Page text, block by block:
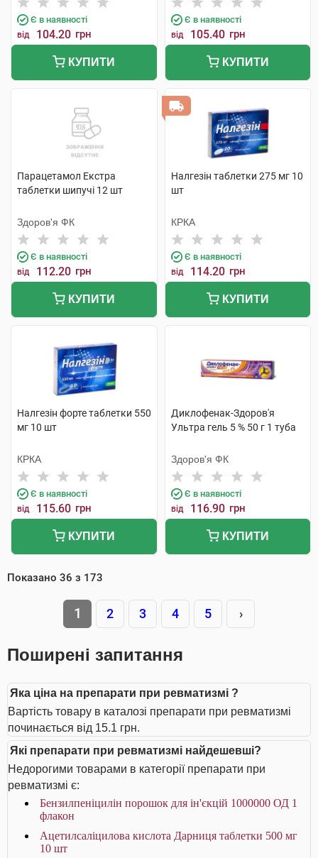
Є в наявності
від 104.20 грн
КУПИТИ
Є в наявності
від 105.40 грн
КУПИТИ
Парацетамол Екстра
таблетки шипучі 12 шт
Здоров'я ФК
Є в наявності
від 112.20 грн
КУПИТИ
Налгезін таблетки 275 мг 10
шт
КРКА
Є в наявності
від 114.20 грн
КУПИТИ
Налгезін форте таблетки 550
мг 10 шт
КРКА
Є в наявності
від 115.60 грн
КУПИТИ
Диклофенак-Здоров'я
Ультра гель 5 % 50 г 1 туба
Здоров'я ФК
Є в наявності
від 116.90 грн
КУПИТИ
Показано 36 з 173
1 2 3 4 5 ›
Поширені запитання
Яка ціна на препарати при ревматизмі ?
Вартість товару в каталозі препарати при ревматизмі
починається від 15.1 грн.
Які препарати при ревматизмі найдешевші?
Недорогими товарами в категорії препарати при
ревматизмі є:
Бензилпеніцилін порошок для ін'єкцій 1000000 ОД 1
флакон
Ацетилсаліцилова кислота Дарниця таблетки 500 мг
10 шт